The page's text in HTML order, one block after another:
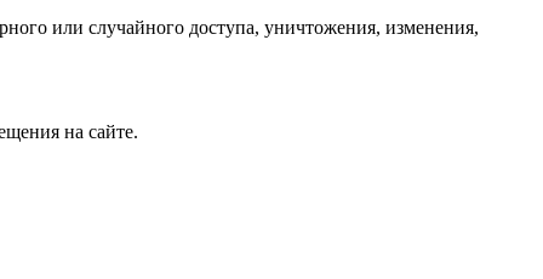
или случайного доступа, уничтожения, изменения,
на сайте.